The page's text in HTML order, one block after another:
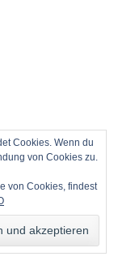
Cookies. Wenn du
von Cookies zu.
von Cookies, findest